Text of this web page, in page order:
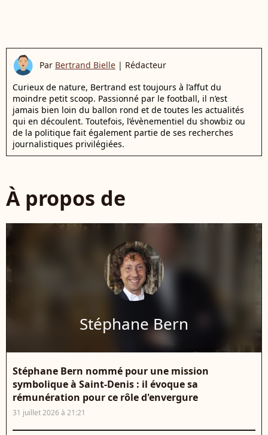
Par Bertrand Bielle | Rédacteur
Curieux de nature, Bertrand est toujours à l’affut du
moindre petit scoop. Passionné par le football, il n’est
jamais bien loin du ballon rond et de toutes les actualités
qui en découlent. Toutefois, l’évènementiel du showbiz ou
de la politique fait également partie de ses recherches
journalistiques privilégiées.
À propos de
Stéphane Bern
Stéphane Bern nommé pour une mission
symbolique à Saint-Denis : il évoque sa
rémunération pour ce rôle d'envergure
31 juillet 2026 à 21:21